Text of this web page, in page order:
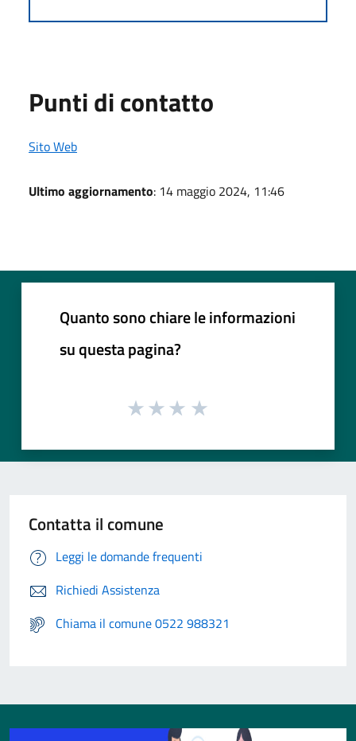
Punti di contatto
Sito Web
Ultimo aggiornamento: 14 maggio 2024, 11:46
Quanto sono chiare le informazioni
su questa pagina?
Contatta il comune
Leggi le domande frequenti
Richiedi Assistenza
Chiama il comune 0522 988321